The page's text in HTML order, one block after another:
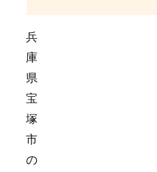
兵
庫
県
宝
塚
市
の